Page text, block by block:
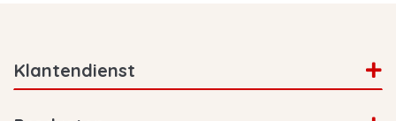
Klantendienst